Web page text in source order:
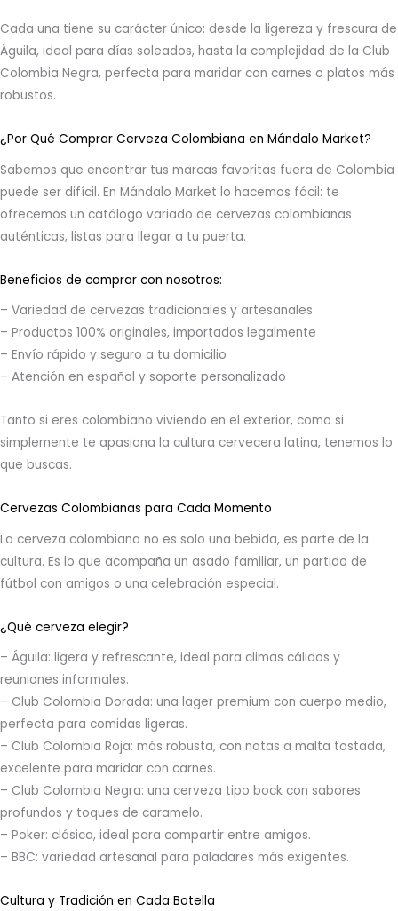
Cada una tiene su carácter único: desde la ligereza y frescura de
Águila, ideal para días soleados, hasta la complejidad de la Club
Colombia Negra, perfecta para maridar con carnes o platos más
robustos.
¿Por Qué Comprar Cerveza Colombiana en Mándalo Market?
Sabemos que encontrar tus marcas favoritas fuera de Colombia
puede ser difícil. En Mándalo Market lo hacemos fácil: te
ofrecemos un catálogo variado de cervezas colombianas
auténticas, listas para llegar a tu puerta.
Beneficios de comprar con nosotros:
– Variedad de cervezas tradicionales y artesanales
– Productos 100% originales, importados legalmente
– Envío rápido y seguro a tu domicilio
– Atención en español y soporte personalizado
Tanto si eres colombiano viviendo en el exterior, como si
simplemente te apasiona la cultura cervecera latina, tenemos lo
que buscas.
Cervezas Colombianas para Cada Momento
La cerveza colombiana no es solo una bebida, es parte de la
cultura. Es lo que acompaña un asado familiar, un partido de
fútbol con amigos o una celebración especial.
¿Qué cerveza elegir?
– Águila: ligera y refrescante, ideal para climas cálidos y
reuniones informales.
– Club Colombia Dorada: una lager premium con cuerpo medio,
perfecta para comidas ligeras.
– Club Colombia Roja: más robusta, con notas a malta tostada,
excelente para maridar con carnes.
– Club Colombia Negra: una cerveza tipo bock con sabores
profundos y toques de caramelo.
– Poker: clásica, ideal para compartir entre amigos.
– BBC: variedad artesanal para paladares más exigentes.
Cultura y Tradición en Cada Botella